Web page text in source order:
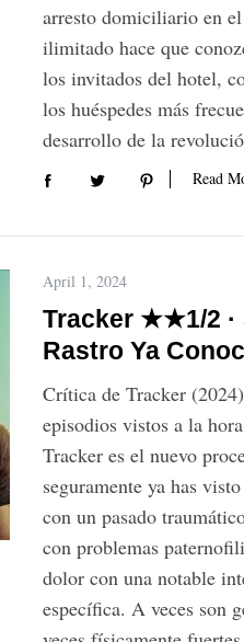
arresto domiciliario en
ilimitado hace que
los invitados del hotel,
los huéspedes más
desarrollo de la
Read
April 1, 2024
Tracker ★★1/2 ·
Rastro Ya
Crítica de Tracker
episodios vistos a la
Tracker es el nuevo
seguramente ya has
con un pasado
con problemas
dolor con una notable
específica. A veces son